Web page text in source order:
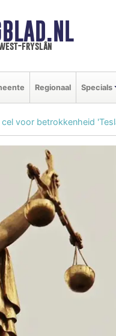
fryslân
Regionaal Specials
voor betrokkenheid